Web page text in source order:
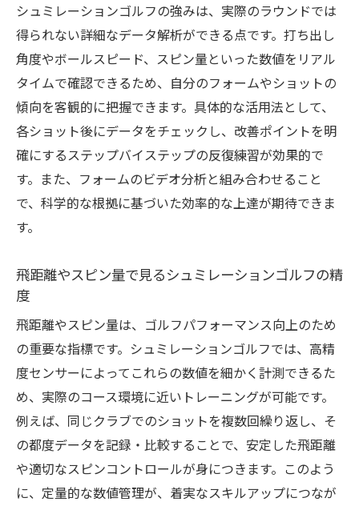
実際のゴルフとの違いを科学的に解説
シュミレーションゴルフと実際のコース環
境の違いを分析
科学的視点から見るシュミレーションゴル
フの精度特性
インドア練習で得られるシュミレーション
ゴルフのメリット
フォーム分析で理解するシュミレーション
飛距離再現性
ルフの応用法
飛距離の正確性が上達に与える影響
シュミレーションゴルフで飛距離正確性を
体感する方法
飛距離計測の精度が上達に直結する理由
シュミレーションゴルフと飛距離データの
関係性
シュミレーションゴルフの強みは、実際のラウンドでは
得られない詳細なデータ解析ができる点です。打ち出し
角度やボールスピード、スピン量といった数値をリアル
タイムで確認できるため、自分のフォームやショットの
傾向を客観的に把握できます。具体的な活用法として、
各ショット後にデータをチェックし、改善ポイントを明
確にするステップバイステップの反復練習が効果的で
す。また、フォームのビデオ分析と組み合わせること
で、科学的な根拠に基づいた効率的な上達が期待できま
す。
飛距離やスピン量で見るシュミレーションゴルフの精
度
飛距離やスピン量は、ゴルフパフォーマンス向上のため
の重要な指標です。シュミレーションゴルフでは、高精
度センサーによってこれらの数値を細かく計測できるた
め、実際のコース環境に近いトレーニングが可能です。
例えば、同じクラブでのショットを複数回繰り返し、そ
の都度データを記録・比較することで、安定した飛距離
や適切なスピンコントロールが身につきます。このよう
に、定量的な数値管理が、着実なスキルアップにつなが